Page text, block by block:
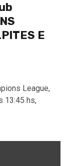
E
League,
13:45 hs,